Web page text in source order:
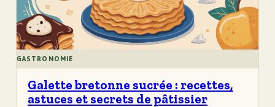
GASTRONOMIE
Galette bretonne sucrée : recettes,
astuces et secrets de pâtissier